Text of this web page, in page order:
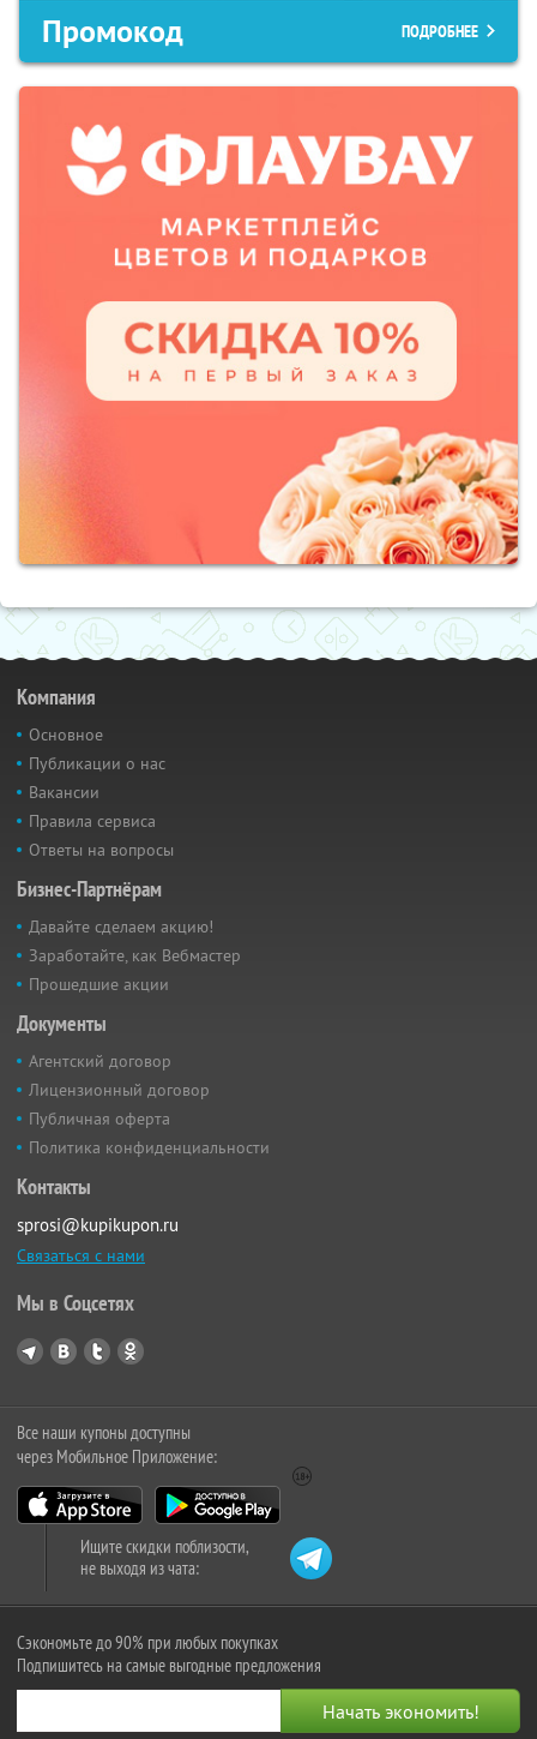
Промокод ПОДРОБНЕЕ
Компания
Основное
Публикации о нас
Вакансии
Правила сервиса
Ответы на вопросы
Бизнес-Партнёрам
Давайте сделаем акцию!
Заработайте, как Вебмастер
Прошедшие акции
Документы
Агентский договор
Лицензионный договор
Публичная оферта
Политика конфиденциальности
Контакты
sprosi@kupikupon.ru
Связаться с нами
Мы в Соцсетях
Все наши купоны доступны
через Мобильное Приложение:
Ищите скидки поблизости,
не выходя из чата:
Сэкономьте до 90% при любых покупках
Подпишитесь на самые выгодные предложения